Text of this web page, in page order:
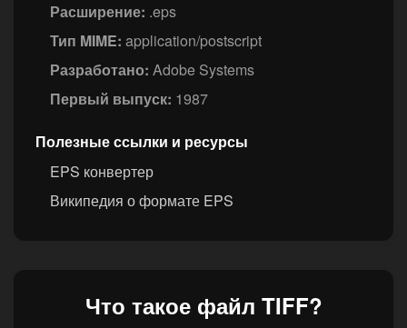
Расширение: .eps
Тип MIME: application/postscript
Разработано: Adobe Systems
Первый выпуск: 1987
Полезные ссылки и ресурсы
EPS конвертер
Википедия о формате EPS
Что такое файл TIFF?